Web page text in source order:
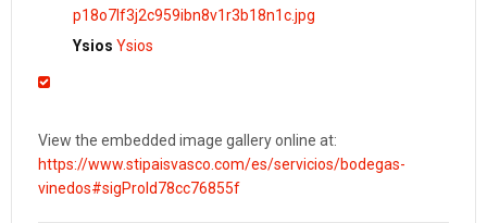
Ysios Ysios
View the embedded image gallery online at:
https://www.stipaisvasco.com/es/servicios/bodegas-
vinedos#sigProId78cc76855f